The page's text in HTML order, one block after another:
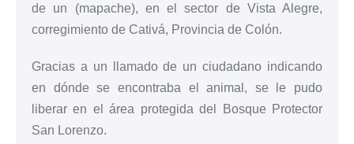
de un (mapache), en el sector de Vista Alegre,
corregimiento de Cativá, Provincia de Colón.
Gracias a un llamado de un ciudadano indicando
en dónde se encontraba el animal, se le pudo
liberar en el área protegida del Bosque Protector
San Lorenzo.